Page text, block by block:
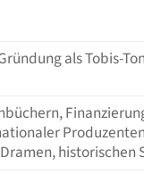
als Tobis-